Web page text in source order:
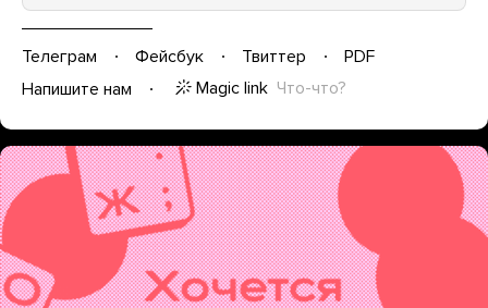
Телеграм Фейсбук Твиттер
PDF
Напишите нам
Magic link Что-что?